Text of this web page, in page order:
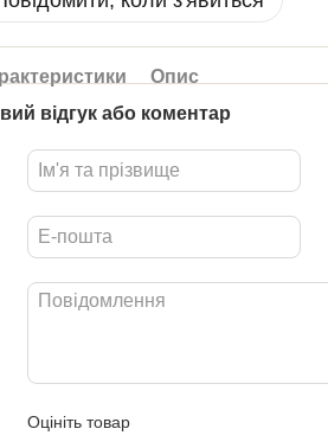
Опис
відгук або коментар
Оцініть товар